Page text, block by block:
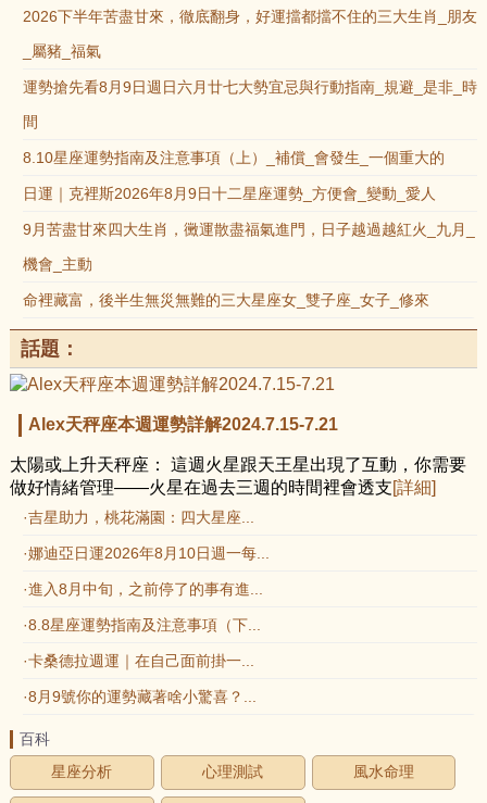
2026下半年苦盡甘來，徹底翻身，好運擋都擋不住的三大生肖_朋友
_屬豬_福氣
運勢搶先看8月9日週日六月廿七大勢宜忌與行動指南_規避_是非_時
間
8.10星座運勢指南及注意事項（上）_補償_會發生_一個重大的
日運｜克裡斯2026年8月9日十二星座運勢_方便會_變動_愛人
9月苦盡甘來四大生肖，黴運散盡福氣進門，日子越過越紅火_九月_
機會_主動
命裡藏富，後半生無災無難的三大星座女_雙子座_女子_修來
話題：
Alex天秤座本週運勢詳解2024.7.15-7.21
太陽或上升天秤座： 這週火星跟天王星出現了互動，你需要
做好情緒管理——火星在過去三週的時間裡會透支[詳細]
·吉星助力，桃花滿園：四大星座...
·娜迪亞日運2026年8月10日週一每...
·進入8月中旬，之前停了的事有進...
·8.8星座運勢指南及注意事項（下...
·卡桑德拉週運｜在自己面前掛一...
·8月9號你的運勢藏著啥小驚喜？...
百科
星座分析
心理測試 風水命理